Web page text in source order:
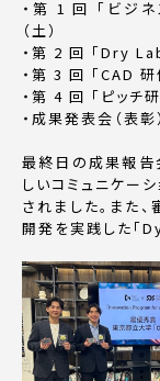
・第 1 回 「ビジ
（土）
・第 2 回 「Dry
・第 3 回 「CAD 研
・第 4 回 「ピッチ
・成果発表会（表彰）
最終日の成果報
しいコミュニケー
されました。また
開発を実践した「